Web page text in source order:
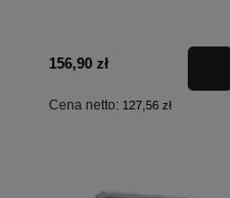
156,90 zł
Cena netto: 127,56 zł